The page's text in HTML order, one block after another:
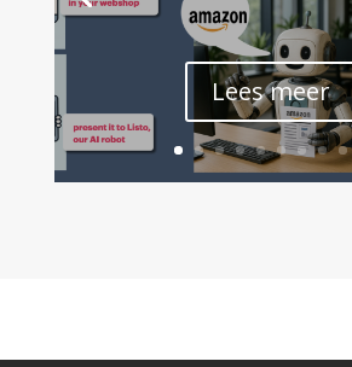
Lees meer